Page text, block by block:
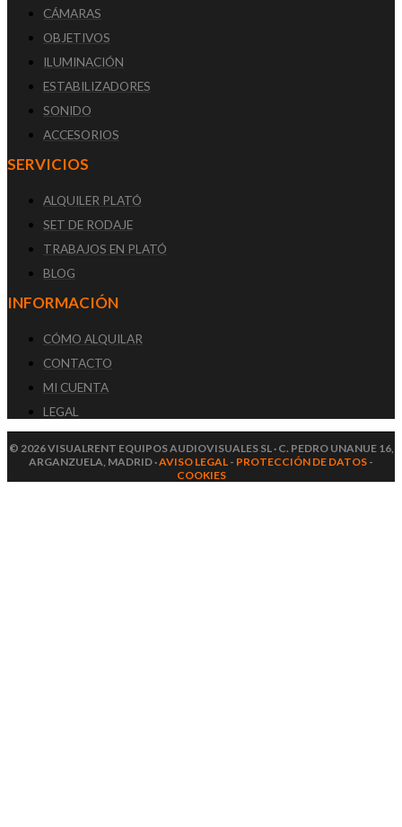
CÁMARAS
OBJETIVOS
ILUMINACIÓN
ESTABILIZADORES
SONIDO
ACCESORIOS
SERVICIOS
ALQUILER PLATÓ
SET DE RODAJE
TRABAJOS EN PLATÓ
BLOG
INFORMACIÓN
CÓMO ALQUILAR
CONTACTO
MI CUENTA
LEGAL
© 2026 VISUALRENT EQUIPOS AUDIOVISUALES SL · C. PEDRO UNANUE 16,
ARGANZUELA, MADRID ·AVISO LEGAL - PROTECCIÓN DE DATOS -
COOKIES